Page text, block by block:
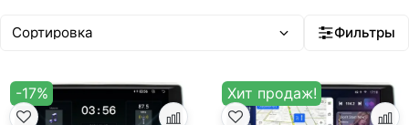
Фильтры
-17% Хит продаж!